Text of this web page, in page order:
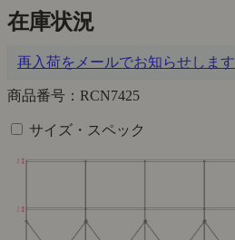
在庫状況
再入荷をメールでお知らせします
商品番号：RCN7425
サイズ・スペック